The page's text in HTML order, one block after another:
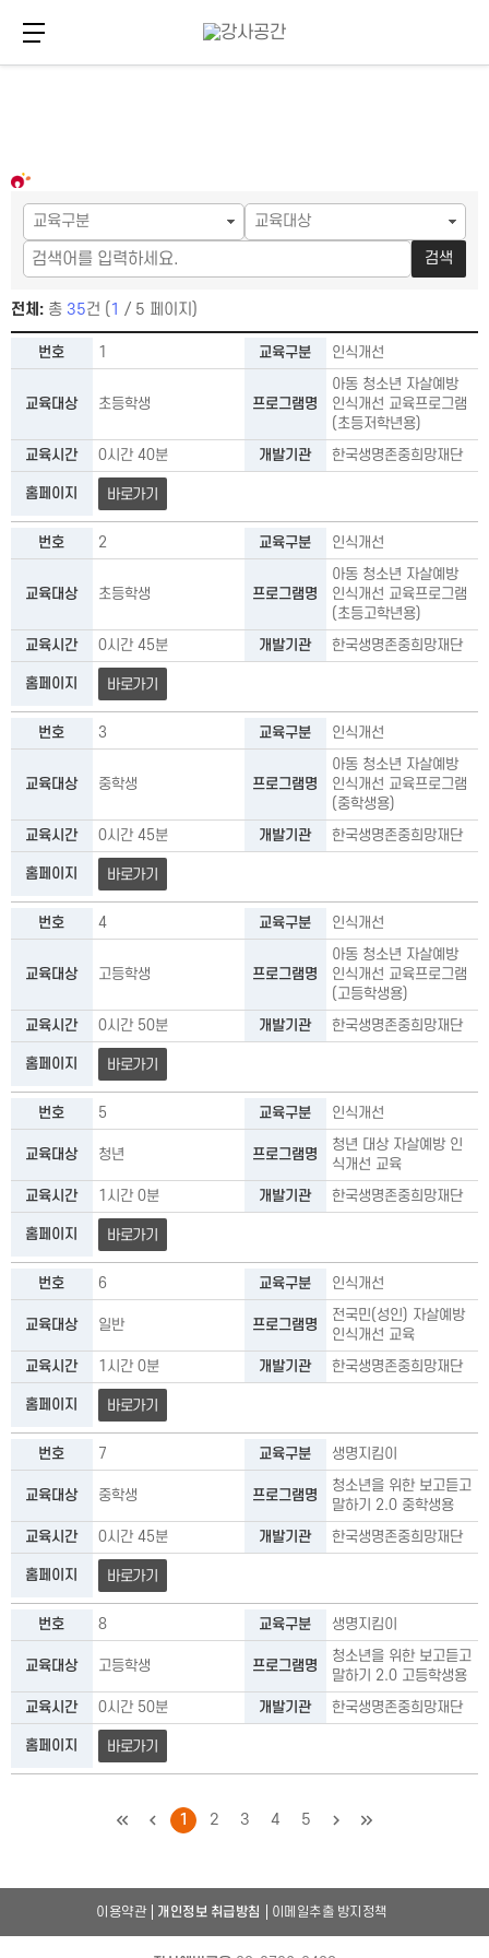
메
문
메뉴 버튼
검색
전체: 총 35건 ( 1 / 5 페이지)
프로그램 종류－교육구분¸ 교육대상¸ 프로그램명¸ 교육시간¸ 개
번호 1 교육구분 인식개선
교육대상 초등학생 프로그램명
아동 청소년 자살예방
인식개선 교육프로그램
(초등저학년용)
교육시간
0시간 40분 개발기관 한국생명존중희망재단
홈페이지 바로가기
번호 2 교육구분 인식개선
교육대상 초등학생 프로그램명
아동 청소년 자살예방
인식개선 교육프로그램
(초등고학년용)
교육시간
0시간 45분 개발기관 한국생명존중희망재단
홈페이지 바로가기
번호 3 교육구분 인식개선
교육대상 중학생 프로그램명
아동 청소년 자살예방
인식개선 교육프로그램
(중학생용)
교육시간
0시간 45분 개발기관 한국생명존중희망재단
홈페이지 바로가기
번호 4 교육구분 인식개선
교육대상 고등학생 프로그램명
아동 청소년 자살예방
인식개선 교육프로그램
(고등학생용)
교육시간
0시간 50분 개발기관 한국생명존중희망재단
홈페이지 바로가기
번호 5 교육구분 인식개선
교육대상 청년 프로그램명
청년 대상 자살예방 인
식개선 교육
교육시간
1시간 0분 개발기관 한국생명존중희망재단
홈페이지 바로가기
번호 6 교육구분 인식개선
교육대상 일반 프로그램명
전국민(성인) 자살예방
인식개선 교육
교육시간
1시간 0분 개발기관 한국생명존중희망재단
홈페이지 바로가기
번호 7 교육구분 생명지킴이
교육대상 중학생 프로그램명
청소년을 위한 보고듣고
말하기 2.0 중학생용
교육시간
0시간 45분 개발기관 한국생명존중희망재단
홈페이지 바로가기
번호 8 교육구분 생명지킴이
교육대상 고등학생 프로그램명
청소년을 위한 보고듣고
말하기 2.0 고등학생용
교육시간
0시간 50분 개발기관 한국생명존중희망재단
홈페이지 바로가기
처음이전1 2 3 4 5 다음마지막
이용약관 개인정보 취급방침 이메일추출 방지정책